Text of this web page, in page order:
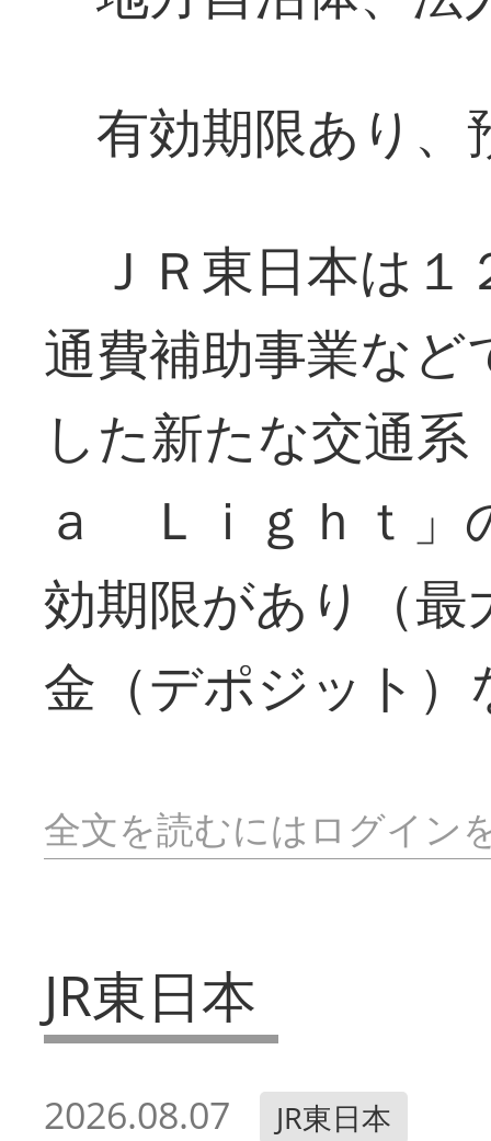
有効期限あり、
ＪＲ東日本は１
通費補助事業な
した新たな交通
ａ Ｌｉｇｈｔ」
効期限があり（
金（デポジット
全文を読むにはログイン
JR東日本
2026.08.07 JR東日本